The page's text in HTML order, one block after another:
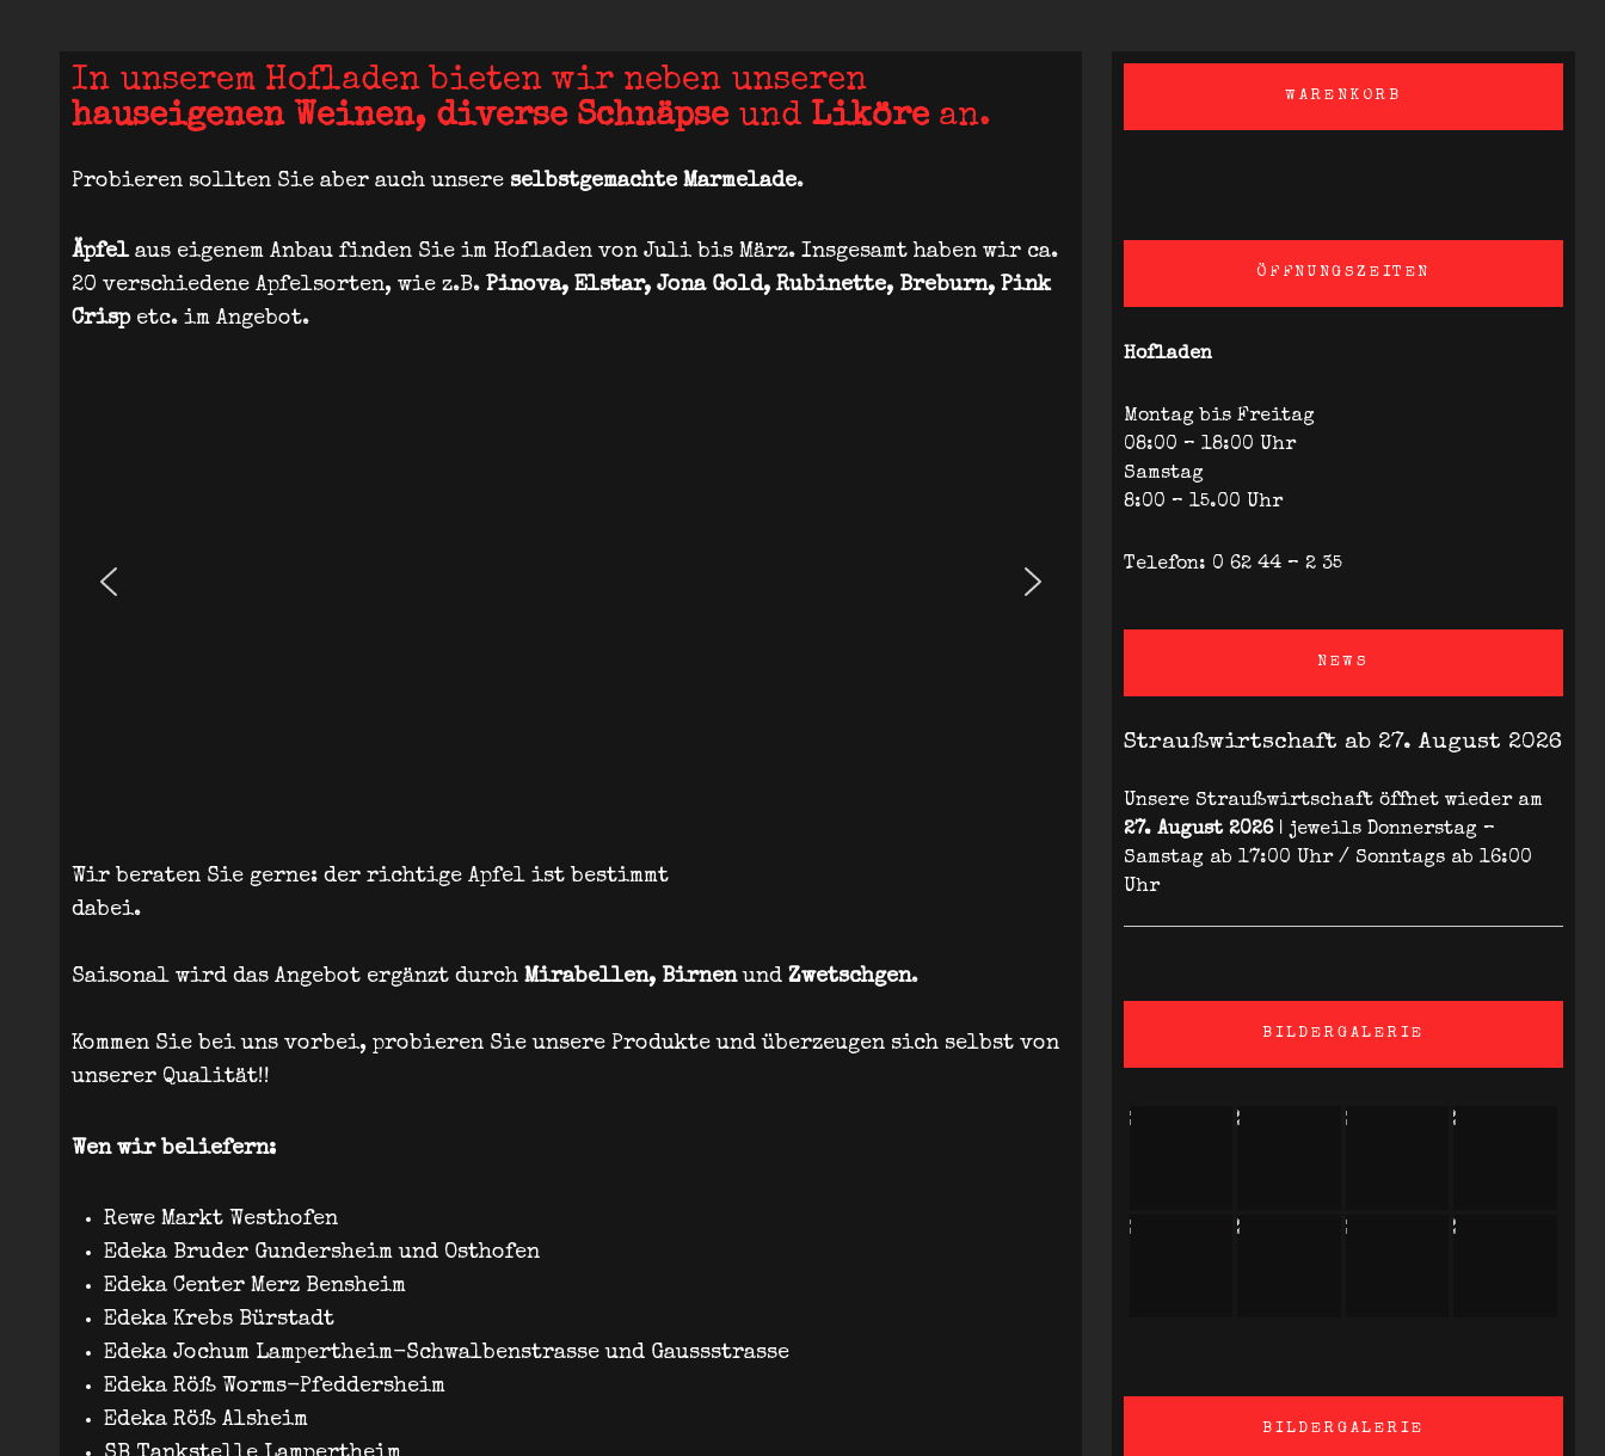
In unserem Hofladen bieten wir neben unseren
hauseigenen Weinen, diverse Schnäpseund Likörean.
Probieren sollten Sie aber auch unsere selbstgemachte Marmelade.
Äpfelaus eigenem Anbau finden Sie im Hofladen von Juli bis März. Insgesamt haben wir ca.
20 verschiedene Apfelsorten, wie z.B. Pinova, Elstar, Jona Gold, Rubinette, Breburn, Pink
Crispetc. im Angebot.
Wir beraten Sie gerne: der richtige Apfel ist bestimmt
dabei.
Saisonal wird das Angebot ergänzt durch Mirabellen, Birnenund Zwetschgen.
Kommen Sie bei uns vorbei, probieren Sie unsere Produkte und überzeugen sich selbst von
unserer Qualität!!
Wen wir beliefern:
Rewe Markt Westhofen
Edeka Bruder Gundersheim und Osthofen
Edeka Center Merz Bensheim
Edeka Krebs Bürstadt
Edeka Jochum Lampertheim-Schwalbenstrasse und Gaussstrasse
Edeka Röß Worms-Pfeddersheim
Edeka Röß Alsheim
WARENKORB
ÖFFNUNGSZEITEN
Hofladen
Montag bis Freitag
08:00 – 18:00 Uhr
Samstag
8:00 – 15.00 Uhr
Telefon: 0 62 44 – 2 35
NEWS
Straußwirtschaft ab 27. August 2026
Unsere Straußwirtschaft öffnet wieder am
27. August 2026| jeweils Donnerstag –
Samstag ab 17:00 Uhr / Sonntags ab 16:00
Uhr
BILDERGALERIE
BILDERGALERIE